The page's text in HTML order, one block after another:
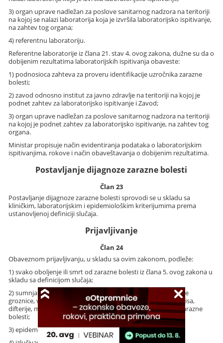
3) organ uprave nadležan za poslove sanitarnog nadzora na teritoriji
na kojoj se nalazi laboratorija koja je izvršila laboratorijsko ispitivanje,
na zahtev tog organa;
4) referentnu laboratoriju.
Referentne laboratorije iz člana 21. stav 4. ovog zakona, dužne su da o
dobijenim rezultatima laboratorijskih ispitivanja obaveste:
1) podnosioca zahteva za proveru identifikacije uzročnika zarazne
bolesti;
2) zavod odnosno institut za javno zdravlje na teritoriji na kojoj je
podnet zahtev za laboratorijsko ispitivanje i Zavod;
3) organ uprave nadležan za poslove sanitarnog nadzora na teritoriji
na kojoj je podnet zahtev za laboratorijsko ispitivanje, na zahtev tog
organa.
Ministar propisuje način evidentiranja podataka o laboratorijskim
ispitivanjima, rokove i način obaveštavanja o dobijenim rezultatima.
Postavljanje dijagnoze zarazne bolesti
Član 23
Postavljanje dijagnoze zarazne bolesti sprovodi se u skladu sa
kliničkim, laboratorijskim i epidemiološkim kriterijumima prema
ustanovljenoj definiciji slučaja.
Prijavljivanje
Član 24
Obaveznom prijavljivanju, u skladu sa ovim zakonom, podleže:
1) svako oboljenje ili smrt od zarazne bolesti iz člana 5. ovog zakona u
skladu sa definicijom slučaja;
2) sumnja na obolevanje od kolere, kuge, velikih boginja, žute
groznice, virusne hemoragijske groznice, SARS-a, poliomijelitisa,
difterije, malih boginja, botulizma, kao i pojave nepoznate zarazne
bolesti;
3) epidemija zarazne bolesti;